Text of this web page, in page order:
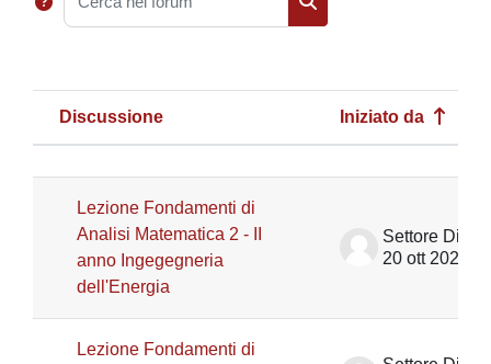
Cerca nei forum
Stato
Discussione Iniziato da
Lezione Fondamenti di
Analisi Matematica 2 - II
anno Ingegegneria
dell'Energia
20 ott 2023
Lezione Fondamenti di